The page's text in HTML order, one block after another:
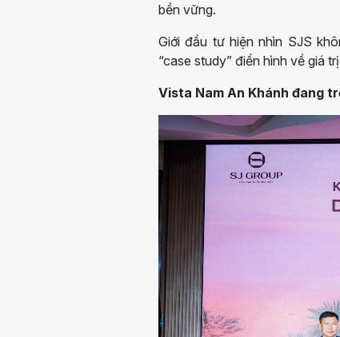
bền vững.
Giới đầu tư hiện nhìn SJS
“case study” điển hình về giá
Vista Nam An Khánh đang